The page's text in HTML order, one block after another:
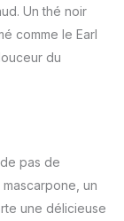
Un thé noir
comme le Earl
du
pas de
un
une délicieuse